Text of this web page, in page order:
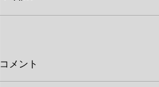
コメント